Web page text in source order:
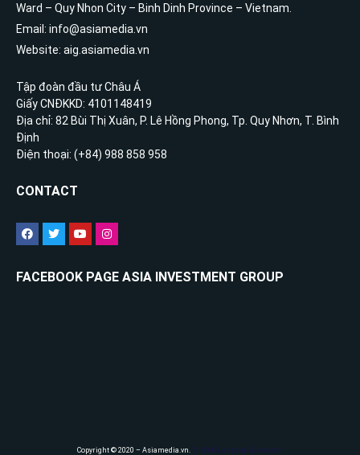
Ward – Quy Nhon City – Binh Dinh Province – Vietnam.
Email: info@asiamedia.vn
Website: aig.asiamedia.vn
Tập đoàn đầu tư Châu Á
Giấy CNĐKKD: 4101148419
Địa chỉ: 82 Bùi Thị Xuân, P. Lê Hồng Phong, Tp. Quy Nhơn, T. Bình
Định
Điện thoại: (+84) 988 858 958
CONTACT
FACEBOOK PAGE ASIA INVESTMENT GROUP
Copyright © 2020 – Asiamedia.vn. Thiết kế website Greensoft